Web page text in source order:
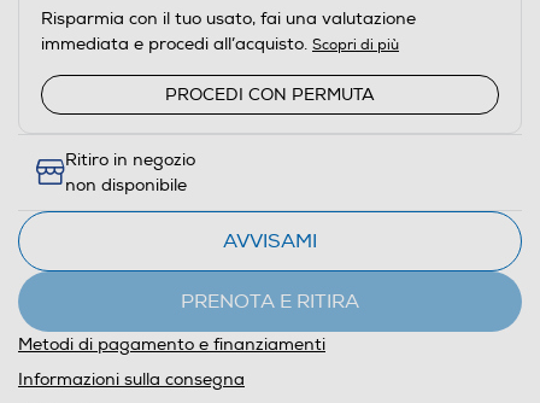
Risparmia con il tuo usato, fai una valutazione
immediata e procedi all’acquisto. Scopri di più
PROCEDI CON PERMUTA
Ritiro in negozio
non disponibile
AVVISAMI
PRENOTA E RITIRA
Metodi di pagamento e finanziamenti
Informazioni sulla consegna